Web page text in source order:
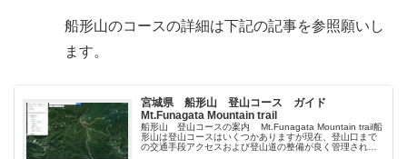
船形山のコースの詳細は下記の記事を参照願いし
ます。
宮城県 船形山 登山コース ガイド
Mt.Funagata Mountain trail
船形山 登山コースの案内 Mt.Funagata Mountain trail船
形山は登山コースはいくつかありますが現在、登山口まで
の交通手段アクセスおよび登山道の整備が良く管理されて